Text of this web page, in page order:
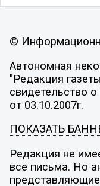
©
Автономная
"Редакция
свидетельство
от 03.10.2007г.
ПОКАЗАТЬ
Редакция не
все письма. Но